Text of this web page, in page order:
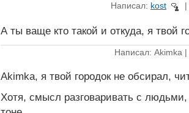
Написал: kost |
А ты ваще кто такой и откуда, я твой
Написал: Akimka |
Akimka, я твой городок не обсирал,
Хотя, смысл разговаривать с